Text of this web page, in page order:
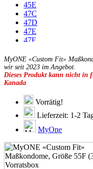
45E
47C
47D
47E
47F
49D
49E
49F
49G
51C
51D
51E
51F
51G
53C
53D
53E
MyONE «Custom Fit»
wir seit 2023 im Angebot.
Dieses Produkt kann nicht in
Kanada
Vorrätig!
Lieferzeit: 1-2
MyOne